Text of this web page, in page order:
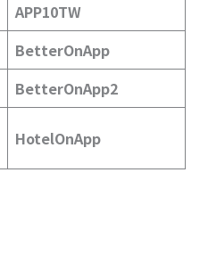
APP10TW
BetterOnApp
BetterOnApp2
HotelOnApp